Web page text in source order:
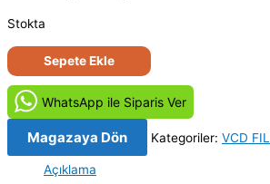
Stokta
Kadavra
-
Pathology
(2008)
Orijinal
VCD
Sepete Ekle
WhatsApp ile Siparis Ver
Magazaya Dön Kategoriler: VCD
Açıklama